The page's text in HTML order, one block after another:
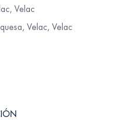
, Velac
, Velac, Velac